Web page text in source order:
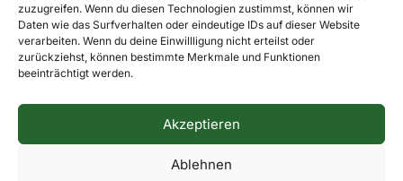
zuzugreifen. Wenn du diesen Technologien zustimmst, können wir
Daten wie das Surfverhalten oder eindeutige IDs auf dieser Website
verarbeiten. Wenn du deine Einwillligung nicht erteilst oder
zurückziehst, können bestimmte Merkmale und Funktionen
beeinträchtigt werden.
Akzeptieren
Ablehnen
Impressum Datenschutzerklärung Dorfkontakte